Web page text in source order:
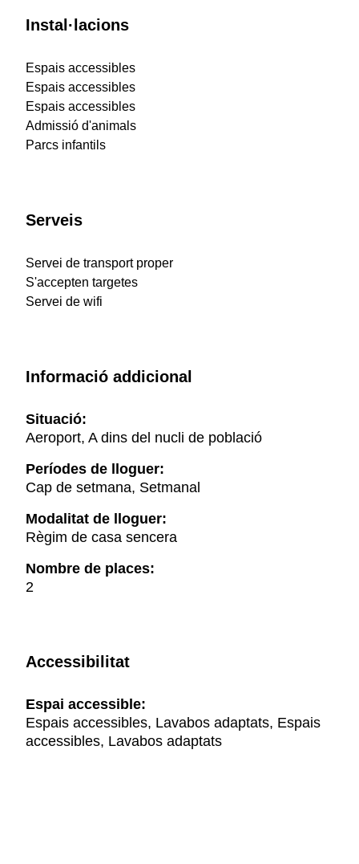
Instal·lacions
Espais accessibles
Espais accessibles
Espais accessibles
Admissió d'animals
Parcs infantils
Serveis
Servei de transport proper
S'accepten targetes
Servei de wifi
Informació addicional
Situació:
Aeroport, A dins del nucli de població
Períodes de lloguer:
Cap de setmana, Setmanal
Modalitat de lloguer:
Règim de casa sencera
Nombre de places:
2
Accessibilitat
Espai accessible:
Espais accessibles, Lavabos adaptats, Espais
accessibles, Lavabos adaptats